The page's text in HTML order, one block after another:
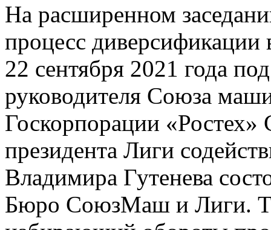
На расширенном
процесс
22 сентября 2021 года
руководителя Союза
Госкорпорации «Ростех»
президента Лиги
Владимира Гутенева
Бюро СоюзМаш и Лиги.